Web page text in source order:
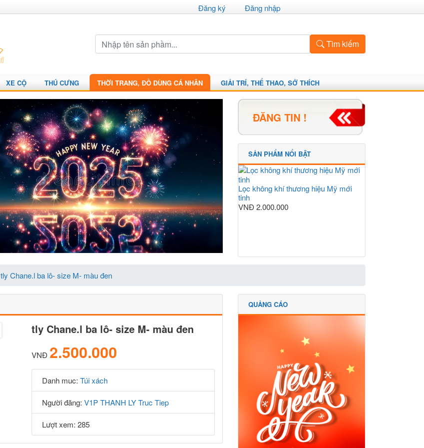
Đăng ký Đăng nhập
Tìm kiếm
XE CỘ THÚ CƯNG THỜI TRANG, ĐỒ DÙNG CÁ NHÂN GIẢI TRÍ, THỂ THAO, SỞ THÍCH
ĐĂNG TIN !
SẢN PHẨM NỔI BẬT
Lọc không khí thương hiệu Mỹ mới
tinh
VNĐ 2.000.000
tly Chane.l ba lô- size M- màu đen
tly Chane.l ba lô- size M- màu đen
VNĐ 2.500.000
Danh muc: Túi xách
Người đăng: V1P THANH LY Truc Tiep
Lượt xem: 285
QUẢNG CÁO